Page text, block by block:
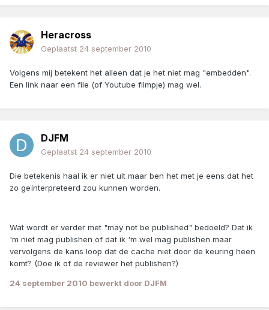
Heracross
Geplaatst 24 september 2010
Volgens mij betekent het alleen dat je het niet mag "embedden".
Een link naar een file (of Youtube filmpje) mag wel.
DJFM
Geplaatst 24 september 2010
Die betekenis haal ik er niet uit maar ben het met je eens dat het
zo geïnterpreteerd zou kunnen worden.
Wat wordt er verder met "may not be published" bedoeld? Dat ik
'm niet mag publishen of dat ik 'm wel mag publishen maar
vervolgens de kans loop dat de cache niet door de keuring heen
komt? (Doe ik of de reviewer het publishen?)
24 september 2010 bewerkt door DJFM